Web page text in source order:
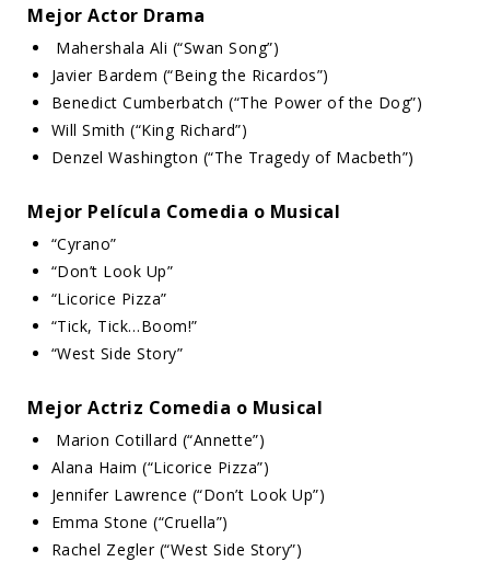
Mejor Actor Drama
Mahershala Ali (“Swan Song”)
Javier Bardem (“Being the Ricardos”)
Benedict Cumberbatch (“The Power of the Dog”)
Will Smith (“King Richard”)
Denzel Washington (“The Tragedy of Macbeth”)
Mejor Película Comedia o Musical
“Cyrano”
“Don’t Look Up”
“Licorice Pizza”
“Tick, Tick…Boom!”
“West Side Story”
Mejor Actriz Comedia o Musical
Marion Cotillard (“Annette”)
Alana Haim (“Licorice Pizza”)
Jennifer Lawrence (“Don’t Look Up”)
Emma Stone (“Cruella”)
Rachel Zegler (“West Side Story”)